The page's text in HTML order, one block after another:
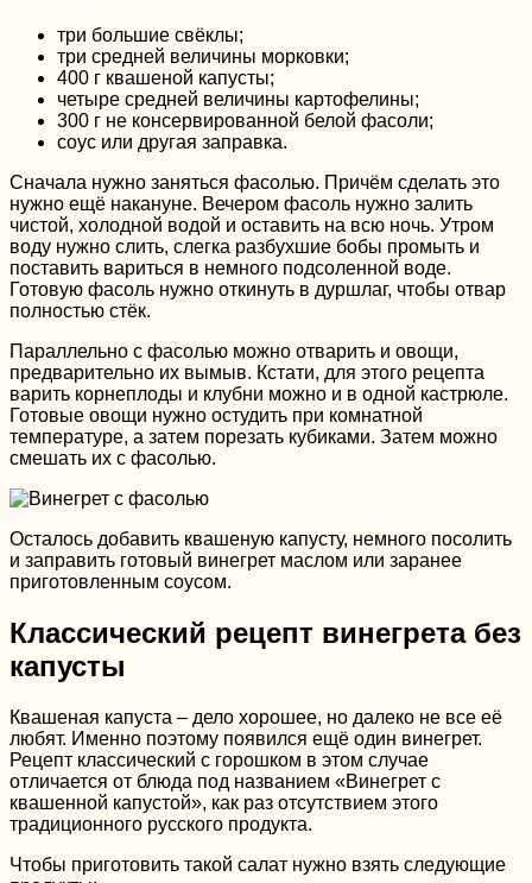
три большие свёклы;
три средней величины морковки;
400 г квашеной капусты;
четыре средней величины картофелины;
300 г не консервированной белой фасоли;
соус или другая заправка.
Сначала нужно заняться фасолью. Причём сделать это
нужно ещё накануне. Вечером фасоль нужно залить
чистой, холодной водой и оставить на всю ночь. Утром
воду нужно слить, слегка разбухшие бобы промыть и
поставить вариться в немного подсоленной воде.
Готовую фасоль нужно откинуть в дуршлаг, чтобы отвар
полностью стёк.
Параллельно с фасолью можно отварить и овощи,
предварительно их вымыв. Кстати, для этого рецепта
варить корнеплоды и клубни можно и в одной кастрюле.
Готовые овощи нужно остудить при комнатной
температуре, а затем порезать кубиками. Затем можно
смешать их с фасолью.
Осталось добавить квашеную капусту, немного посолить
и заправить готовый винегрет маслом или заранее
приготовленным соусом.
Классический рецепт винегрета без
капусты
Квашеная капуста – дело хорошее, но далеко не все её
любят. Именно поэтому появился ещё один винегрет.
Рецепт классический с горошком в этом случае
отличается от блюда под названием «Винегрет с
квашенной капустой», как раз отсутствием этого
традиционного русского продукта.
Чтобы приготовить такой салат нужно взять следующие